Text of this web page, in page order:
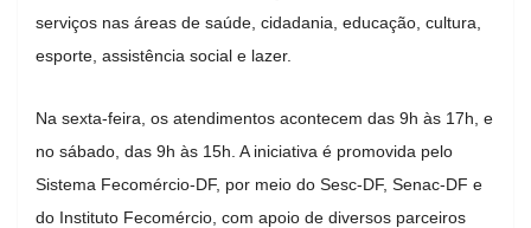
serviços nas áreas de saúde, cidadania, educação, cultura,
esporte, assistência social e lazer.
Na sexta-feira, os atendimentos acontecem das 9h às 17h, e
no sábado, das 9h às 15h. A iniciativa é promovida pelo
Sistema Fecomércio-DF, por meio do Sesc-DF, Senac-DF e
do Instituto Fecomércio, com apoio de diversos parceiros